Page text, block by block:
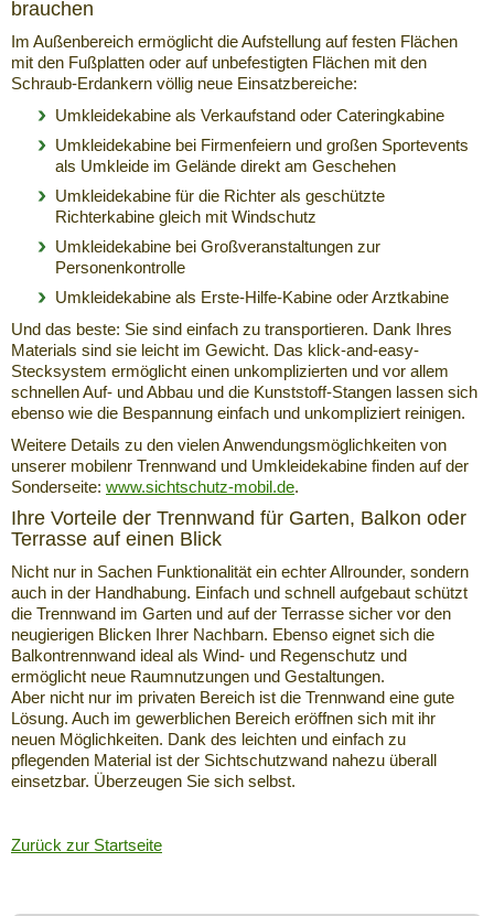
brauchen
Im Außenbereich ermöglicht die Aufstellung auf festen Flächen
mit den Fußplatten oder auf unbefestigten Flächen mit den
Schraub-Erdankern völlig neue Einsatzbereiche:
Umkleidekabine als Verkaufstand oder Cateringkabine
Umkleidekabine bei Firmenfeiern und großen Sportevents
als Umkleide im Gelände direkt am Geschehen
Umkleidekabine für die Richter als geschützte
Richterkabine gleich mit Windschutz
Umkleidekabine bei Großveranstaltungen zur
Personenkontrolle
Umkleidekabine als Erste-Hilfe-Kabine oder Arztkabine
Und das beste: Sie sind einfach zu transportieren. Dank Ihres
Materials sind sie leicht im Gewicht. Das klick-and-easy-
Stecksystem ermöglicht einen unkomplizierten und vor allem
schnellen Auf- und Abbau und die Kunststoff-Stangen lassen sich
ebenso wie die Bespannung einfach und unkompliziert reinigen.
Weitere Details zu den vielen Anwendungsmöglichkeiten von
unserer mobilenr Trennwand und Umkleidekabine finden auf der
Sonderseite: www.sichtschutz-mobil.de.
Ihre Vorteile der Trennwand für Garten, Balkon oder
Terrasse auf einen Blick
Nicht nur in Sachen Funktionalität ein echter Allrounder, sondern
auch in der Handhabung. Einfach und schnell aufgebaut schützt
die Trennwand im Garten und auf der Terrasse sicher vor den
neugierigen Blicken Ihrer Nachbarn. Ebenso eignet sich die
Balkontrennwand ideal als Wind- und Regenschutz und
ermöglicht neue Raumnutzungen und Gestaltungen.
Aber nicht nur im privaten Bereich ist die Trennwand eine gute
Lösung. Auch im gewerblichen Bereich eröffnen sich mit ihr
neuen Möglichkeiten. Dank des leichten und einfach zu
pflegenden Material ist der Sichtschutzwand nahezu überall
einsetzbar. Überzeugen Sie sich selbst.
Zurück zur Startseite